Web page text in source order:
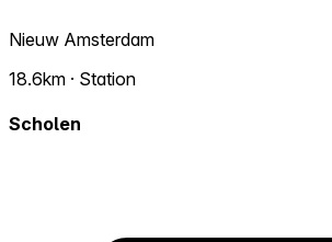
Nieuw Amsterdam
18.6km · Station
Scholen